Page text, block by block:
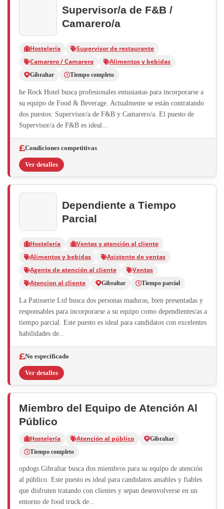
Supervisor/a de F&B /
Camarero/a
Hostelería
Supervisor de restaurante
Camarero / Camarera
Alimentos y bebidas
Gibraltar Tiempo completo
he Rock Hotel busca profesionales entusiastas para incorporarse a
su equipo de Food & Beverage. Actualmente se están contratando
dos puestos: Supervisor/a de F&B y Camarero/a. El puesto de
Supervisor/a de F&B es ideal...
Condiciones competitivas
Ver detalles
Dependiente a Tiempo
Parcial
Hostelería
Ventas y atención al cliente
Alimentos y bebidas
Asistente de ventas
Agente de atención al cliente
Ventas
Atencion al cliente
Gibraltar Tiempo parcial
La Patisserie Ltd busca dos personas maduras, bien presentadas y
responsables para incorporarse a su equipo como dependientes/as a
tiempo parcial. Este puesto es ideal para candidatos con excelentes
habilidades de...
No especificado
Ver detalles
Miembro del Equipo de Atención Al
Público
Hostelería Atención al público
Gibraltar
Tiempo completo
opdogs Gibraltar busca dos miembros para su equipo de atención
al público. Este puesto es ideal para candidatos amables y fiables
que disfruten tratando con clientes y sepan desenvolverse en un
entorno de food truck de...